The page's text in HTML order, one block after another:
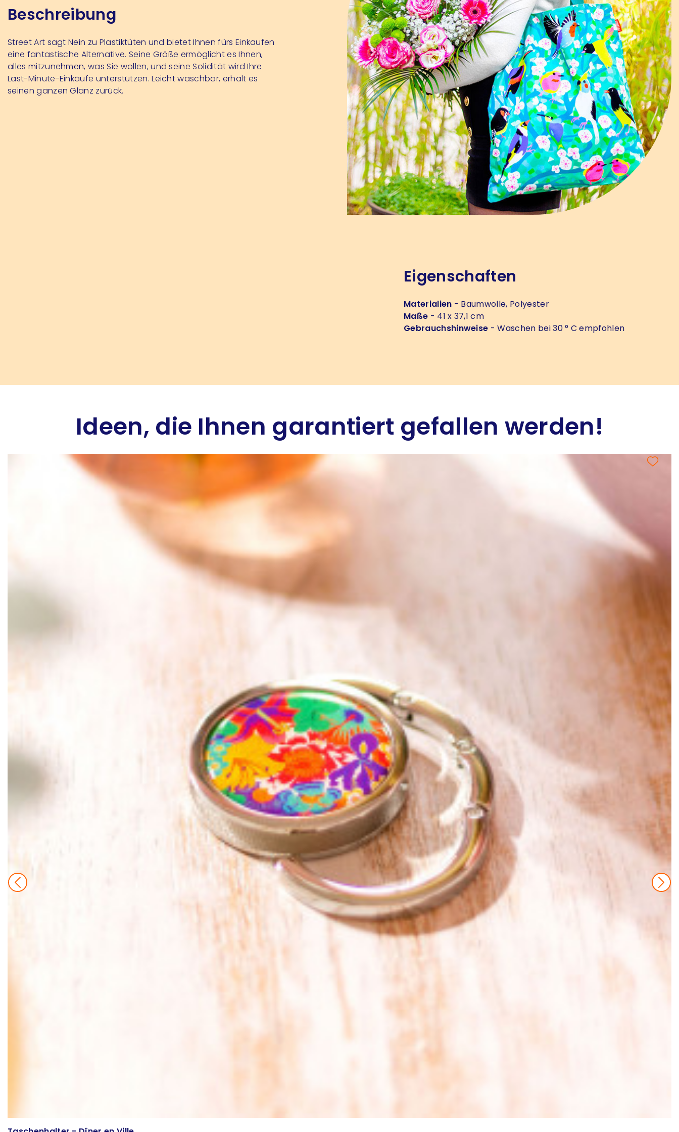
Beschreibung
Street Art sagt Nein zu Plastiktüten und bietet Ihnen fürs Einkaufen
eine fantastische Alternative. Seine Größe ermöglicht es Ihnen,
alles mitzunehmen, was Sie wollen, und seine Solidität wird Ihre
Last-Minute-Einkäufe unterstützen. Leicht waschbar, erhält es
seinen ganzen Glanz zurück.
Eigenschaften
Materialien - Baumwolle, Polyester
Maße - 41 x 37,1 cm
Gebrauchshinweise - Waschen bei 30 ° C empfohlen
Ideen, die Ihnen garantiert gefallen werden!